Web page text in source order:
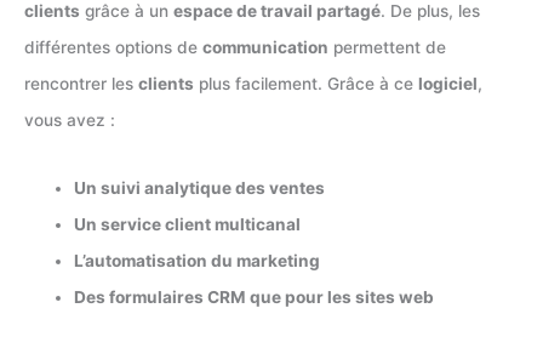
clients grâce à un espace de travail partagé. De plus, les
différentes options de communication permettent de
rencontrer les clients plus facilement. Grâce à ce logiciel,
vous avez :
Un suivi analytique des ventes
Un service client multicanal
L’automatisation du marketing
Des formulaires CRM que pour les sites web